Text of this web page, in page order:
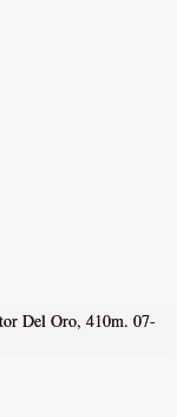
Del Oro, 410m. 07-